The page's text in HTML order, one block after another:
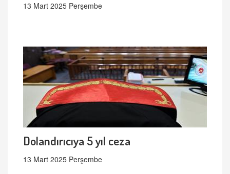
13 Mart 2025 Perşembe
Dolandırıcıya 5 yıl ceza
13 Mart 2025 Perşembe